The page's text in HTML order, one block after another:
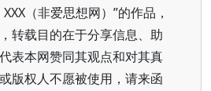
（非爱思想网）”的作品，
转载目的在于分享信息、助
表本网赞同其观点和对其真
版权人不愿被使用，请来函